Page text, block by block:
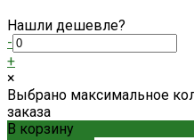
Нашли дешевле?
-
+
×
Выбрано максимальное
заказа
В корзину